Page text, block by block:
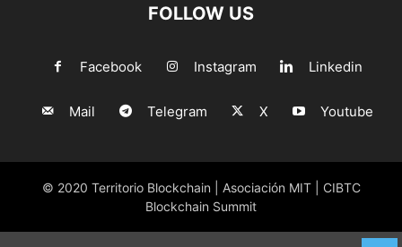
FOLLOW US
Facebook Instagram Linkedin
Mail Telegram X Youtube
© 2020 Territorio Blockchain | Asociación MIT | CIBTC
Blockchain Summit